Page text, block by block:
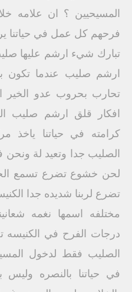
المسيحيين ؟ ان علامه
فرحهم كل عمل في حياتنا
تبارك شيء ارشم عليها
ارشم صليب عندما تكون
تحارب بحروب عدو الخير
افكار قلق ارشم صليب
كرامته في حياتنا ياخذ
الصليب جدا وتعيد لة ونحن
لحن خشوع تضرع تسمع
تضرع لربنا شديده جدا
مختلفه اسمها نغمه
درجات الفرح في الكنيسه
الصليب فقط لدخول
في حياتنا بالنصره وليس